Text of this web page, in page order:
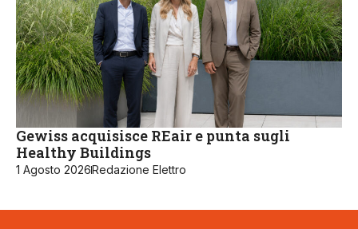
Gewiss acquisisce REair e punta sugli
Healthy Buildings
1 Agosto 2026Redazione Elettro